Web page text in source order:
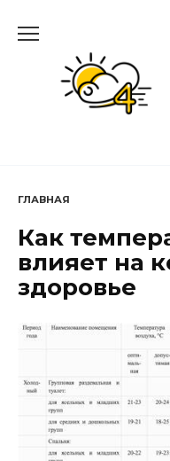
содержанию
ГЛАВНАЯ
Как
влияет на
здоровье